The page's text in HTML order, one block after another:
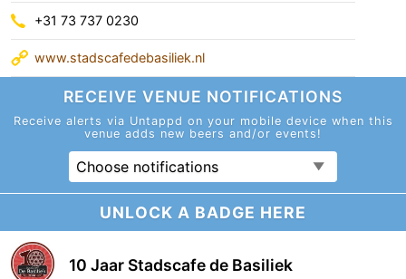
+31 73 737 0230
www.stadscafedebasiliek.nl
RECEIVE VENUE NOTIFICATIONS
Receive alerts via Untappd on your mobile device when this
venue adds new beers and/or events!
Choose notifications
UNLOCK A BADGE HERE
10 Jaar Stadscafe de Basiliek